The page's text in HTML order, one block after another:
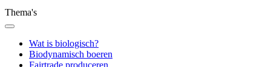
Thema's
Wat is biologisch?
Biodynamisch boeren
Fairtrade produceren